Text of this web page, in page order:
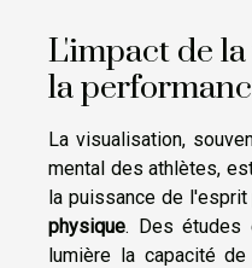
L'impact de
la
La visualisation,
mental des athlètes,
la puissance de l'esprit
physique. Des études
lumière la capacité